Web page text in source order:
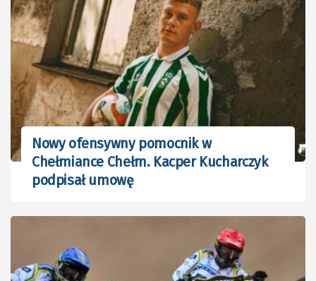
Nowy ofensywny pomocnik w
Chełmiance Chełm. Kacper Kucharczyk
podpisał umowę